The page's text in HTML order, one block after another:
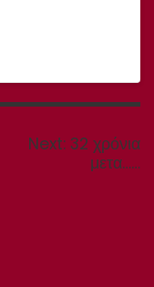
Next: Next
post:
32 χρόνια
μετα……